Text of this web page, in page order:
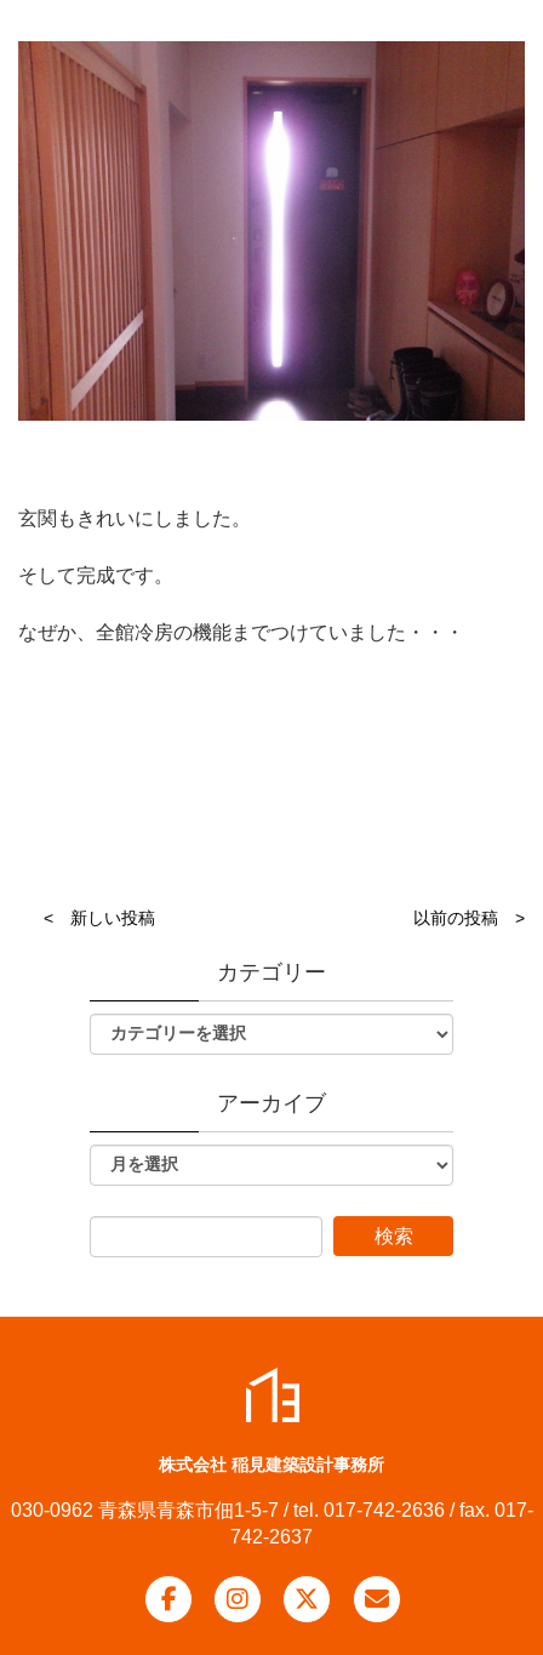
玄関もきれいにしました。
そして完成です。
なぜか、全館冷房の機能までつけていました・・・
< 新しい投稿 以前の投稿 >
カテゴリー
アーカイブ
株式会社 稲見建築設計事務所
030-0962 青森県青森市佃1-5-7 / tel. 017-742-2636 / fax. 017-
742-2637